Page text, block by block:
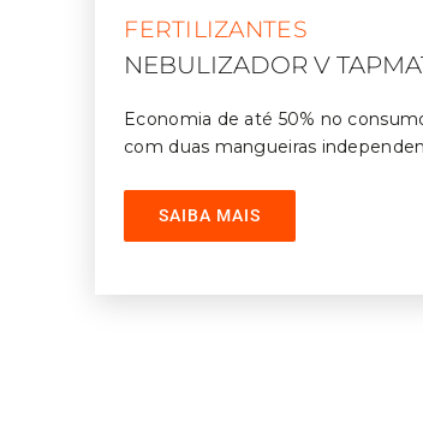
FERTILIZANTES
NEBULIZADOR V
Economia de até 50% no
com duas mangueiras
SAIBA MAIS